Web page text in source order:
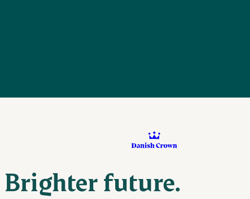
Brighter future.